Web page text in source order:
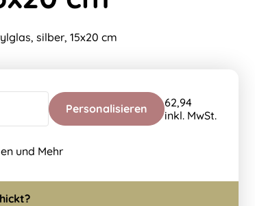
silber, 15x20 cm
Personalisieren
62,94
inkl. MwSt.
und Mehr